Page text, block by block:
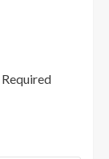
Required